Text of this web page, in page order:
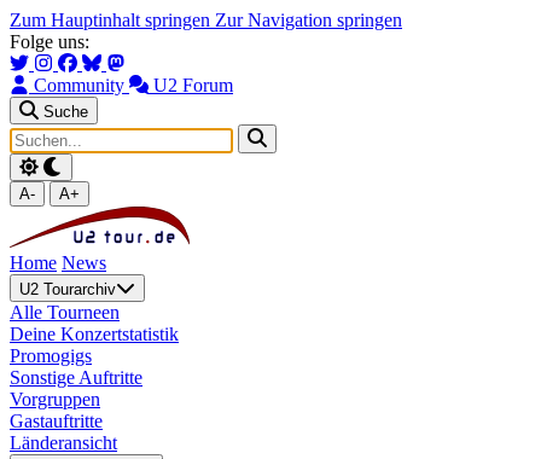
Zum Hauptinhalt springen Zur Navigation springen
Folge uns:
Community U2 Forum
Suche
A- A+
Home News
U2 Tourarchiv
Alle Tourneen
Deine Konzertstatistik
Promogigs
Sonstige Auftritte
Vorgruppen
Gastauftritte
Länderansicht